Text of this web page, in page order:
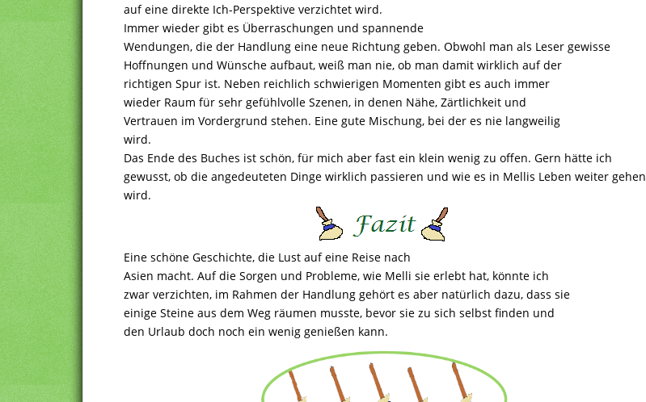
auf eine direkte Ich-Perspektive verzichtet wird.
Immer wieder gibt es Überraschungen und spannende
Wendungen, die der Handlung eine neue Richtung geben. Obwohl man als Leser gewisse
Hoffnungen und Wünsche aufbaut, weiß man nie, ob man damit wirklich auf der
richtigen Spur ist. Neben reichlich schwierigen Momenten gibt es auch immer
wieder Raum für sehr gefühlvolle Szenen, in denen Nähe, Zärtlichkeit und
Vertrauen im Vordergrund stehen. Eine gute Mischung, bei der es nie langweilig
wird.
Das Ende des Buches ist schön, für mich aber fast ein klein wenig zu offen. Gern hätte ich
gewusst, ob die angedeuteten Dinge wirklich passieren und wie es in Mellis Leben weiter gehen
wird.
Eine schöne Geschichte, die Lust auf eine Reise nach
Asien macht. Auf die Sorgen und Probleme, wie Melli sie erlebt hat, könnte ich
zwar verzichten, im Rahmen der Handlung gehört es aber natürlich dazu, dass sie
einige Steine aus dem Weg räumen musste, bevor sie zu sich selbst finden und
den Urlaub doch noch ein wenig genießen kann.